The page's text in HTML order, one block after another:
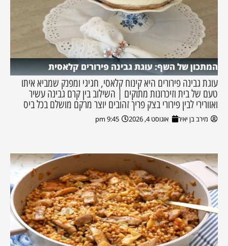
המתכון של השף: עוגת גבינה פירורים קלאסית
עוגת גבינה פירורים היא קינוח קלאסי, חגיגי ומפנק שמביא איתו
טעם של בית וזיכרונות מתוקים | השילוב בין קרם גבינה עשיר
ואוורירי לבין פירורי בצק פריך זהובים יוצר מרקם מושלם בכל ביס
מירב בן יאיר אוגוסט 4, 2026 9:45 pm